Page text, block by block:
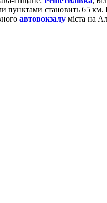
пунктами становить 65 км.
автовокзалуміста на